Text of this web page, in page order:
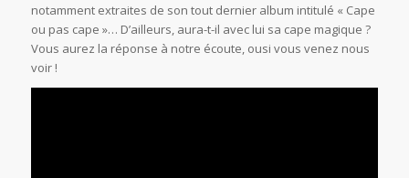
notamment extraites de son tout dernier album intitulé « Cape
ou pas cape »… D’ailleurs, aura-t-il avec lui sa cape magique ?
Vous aurez la réponse à notre écoute, ousi vous venez nous
voir !